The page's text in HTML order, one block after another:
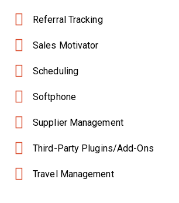
Referral Tracking
Sales Motivator
Scheduling
Softphone
Supplier Management
Third-Party Plugins/Add-Ons
Travel Management